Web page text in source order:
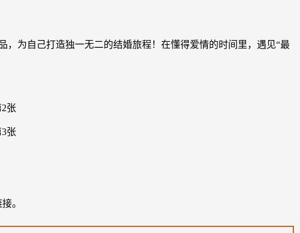
为自己打造独一无二的结婚旅程！在懂得爱情的时间里，遇见“最
。